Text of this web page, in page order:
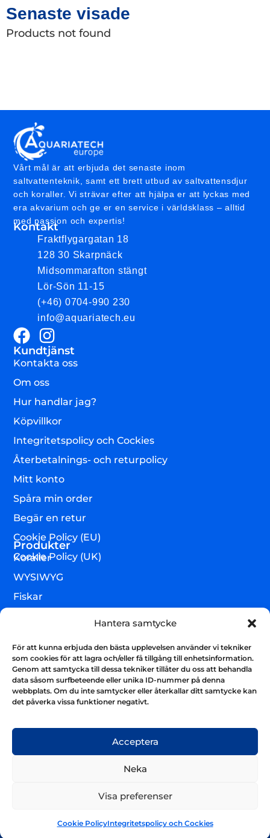
Hantera samtycke
För att kunna erbjuda den bästa upplevelsen använder vi tekniker
som cookies för att lagra och/eller få tillgång till enhetsinformation.
Genom att samtycka till dessa tekniker tillåter du oss att behandla
data såsom surfbeteende eller unika ID-nummer på denna
webbplats. Om du inte samtycker eller återkallar ditt samtycke kan
det påverka vissa funktioner negativt.
Acceptera
Neka
Visa preferenser
Cookie PolicyIntegritetspolicy och Cockies
Senaste visade
Products not found
Vårt mål är att erbjuda det senaste inom
saltvattenteknik, samt ett brett utbud av saltvattensdjur
och koraller. Vi strävar efter att hjälpa er att lyckas med
era akvarium och ge er en service i världsklass – alltid
med passion och expertis!
Kontakt
Fraktflygargatan 18
128 30 Skarpnäck
Midsommarafton stängt
Lör-Sön 11-15
(+46) 0704-990 230
info@aquariatech.eu
Kundtjänst
Kontakta oss
Om oss
Hur handlar jag?
Köpvillkor
Integritetspolicy och Cockies
Återbetalnings- och returpolicy
Mitt konto
Spåra min order
Begär en retur
Cookie Policy (EU)
Cookie Policy (UK)
Produkter
Koraller
WYSIWYG
Fiskar
Teknik & utrustning
Varumärken
Akvarium & sump
Nyhetsbrev
© 2025 Aquariatech Europe. All Rights Reserved.